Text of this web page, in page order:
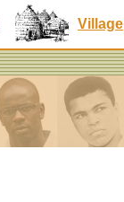
Village